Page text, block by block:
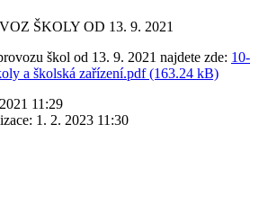
ŠKOLY OD 13. 9. 2021
škol od 13. 9. 2021 najdete zde: 10-
a školská zařízení.pdf (163.24 kB)
11:29
1. 2. 2023 11:30